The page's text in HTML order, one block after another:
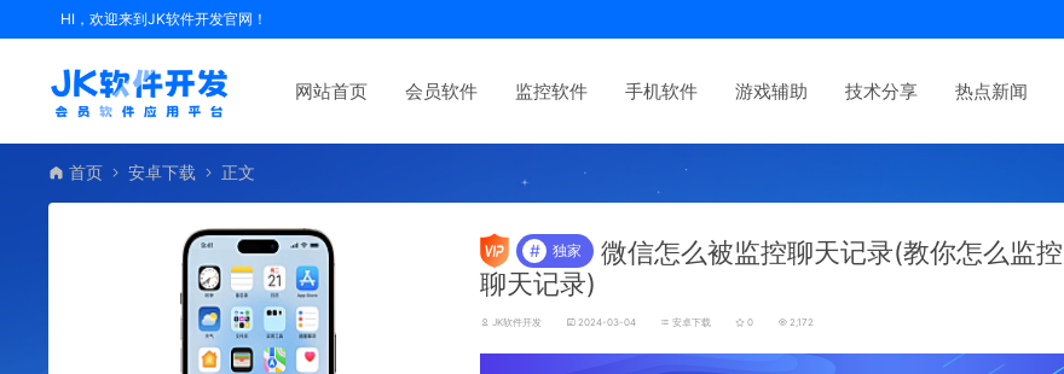
HI，欢迎来到JK软件开发官网！
网站首页 会员软件 监控软件 手机软件 游戏辅助 技术分享 热点新闻
首页 安卓下载 正文
# 独家
微信怎么被监控聊天记录(教你怎么监
聊天记录)
JK软件开发 2024-03-04 安卓下载 0 2,172